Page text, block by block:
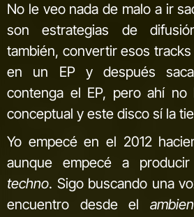
No le veo nada de malo a ir
son estrategias de
también, convertir esos
en un EP y después
contenga el EP, pero ahí no
conceptual y este disco sí la
Yo empecé en el 2012
aunque empecé a producir
techno. Sigo buscando una
encuentro desde el